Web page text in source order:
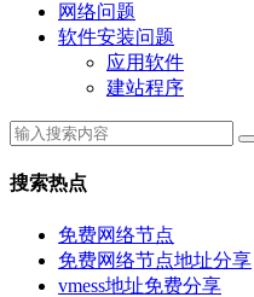
网络问题
软件安装问题
应用软件
建站程序
搜索热点
免费网络节点
免费网络节点地址分享
vmess地址免费分享